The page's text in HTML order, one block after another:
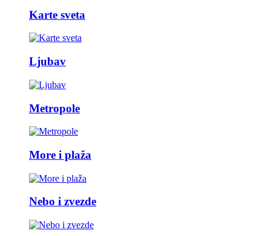
Karte sveta
Ljubav
Metropole
More i plaža
Nebo i zvezde